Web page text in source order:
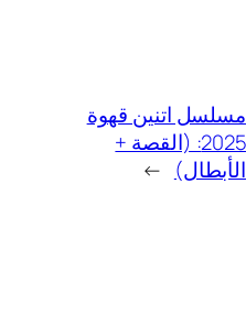
مسلسل اتنين قهوة
2025: (القصة +
الأبطال) →